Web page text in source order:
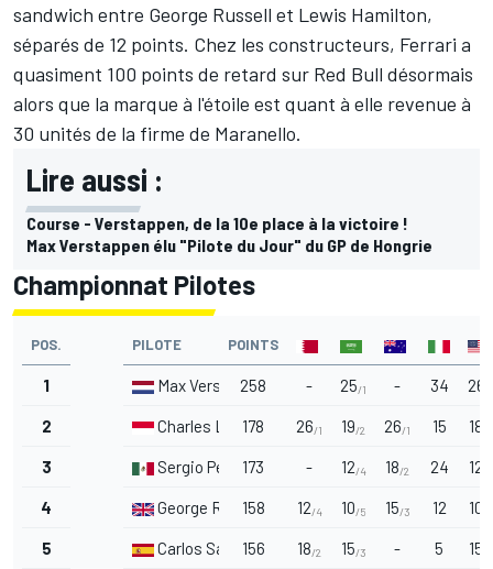
sandwich entre George Russell et Lewis Hamilton,
séparés de 12 points. Chez les constructeurs, Ferrari a
quasiment 100 points de retard sur Red Bull désormais
alors que la marque à l'étoile est quant à elle revenue à
30 unités de la firme de Maranello.
Lire aussi :
Course - Verstappen, de la 10e place à la victoire !
Max Verstappen élu "Pilote du Jour" du GP de Hongrie
Championnat Pilotes
POS. PILOTE POINTS
1 Max Verstappen
258 - 25/1 - 34 26
2 Charles Leclerc
178 26/1 19/2 26/1 15 18
3 Sergio Pérez173 - 12/4 18/2 24 12
4 George Russell
158 12/4 10/5 15/3 12 10
5 Carlos Sainz Jr.
156 18/2 15/3 - 5 15